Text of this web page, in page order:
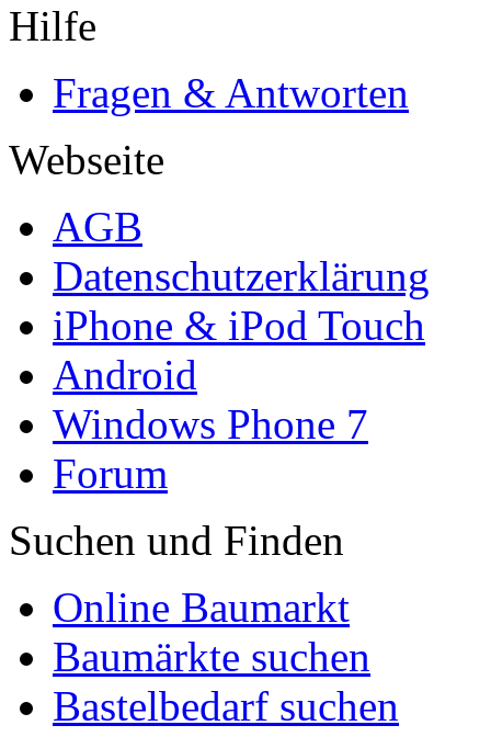
Hilfe
Fragen & Antworten
Webseite
AGB
Datenschutzerklärung
iPhone & iPod Touch
Android
Windows Phone 7
Forum
Suchen und Finden
Online Baumarkt
Baumärkte suchen
Bastelbedarf suchen